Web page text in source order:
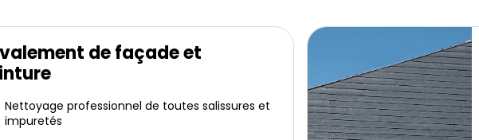
de façade et
Nettoyage professionnel de toutes salissures et
impuretés